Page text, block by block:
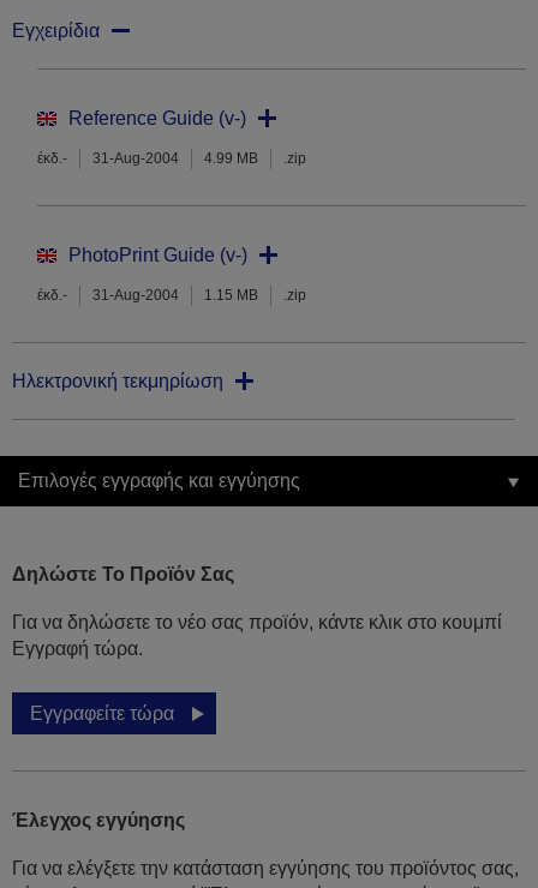
Εγχειρίδια
Reference Guide (v-)
έκδ.- 31-Aug-2004 4.99 MB .zip
PhotoPrint Guide (v-)
έκδ.- 31-Aug-2004 1.15 MB .zip
Ηλεκτρονική τεκμηρίωση
Επιλογές εγγραφής και εγγύησης
Δηλώστε Το Προϊόν Σας
Για να δηλώσετε το νέο σας προϊόν, κάντε κλικ στο κουμπί
Εγγραφή τώρα.
Εγγραφείτε τώρα
Έλεγχος εγγύησης
Για να ελέγξετε την κατάσταση εγγύησης του προϊόντος σας,